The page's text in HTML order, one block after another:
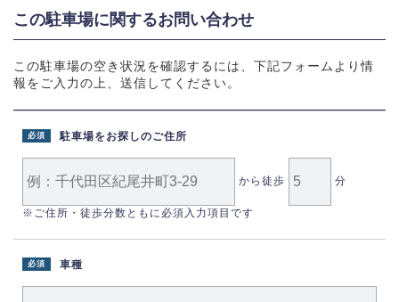
この駐車場に関するお問い合わせ
この駐車場の空き状況を確認するには、下記フォームより情
報をご入力の上、送信してください。
駐車場をお探しのご住所
必須
から徒歩 分
※ご住所・徒歩分数ともに必須入力項目です
車種
必須